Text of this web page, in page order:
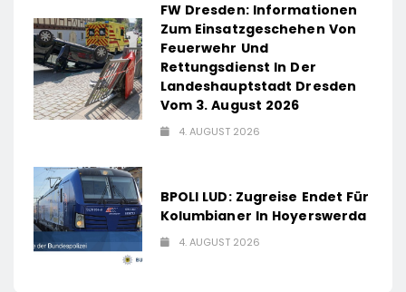
FW Dresden: Informationen
Zum Einsatzgeschehen Von
Feuerwehr Und
Rettungsdienst In Der
Landeshauptstadt Dresden
Vom 3. August 2026
4. AUGUST 2026
BPOLI LUD: Zugreise Endet Für
Kolumbianer In Hoyerswerda
4. AUGUST 2026